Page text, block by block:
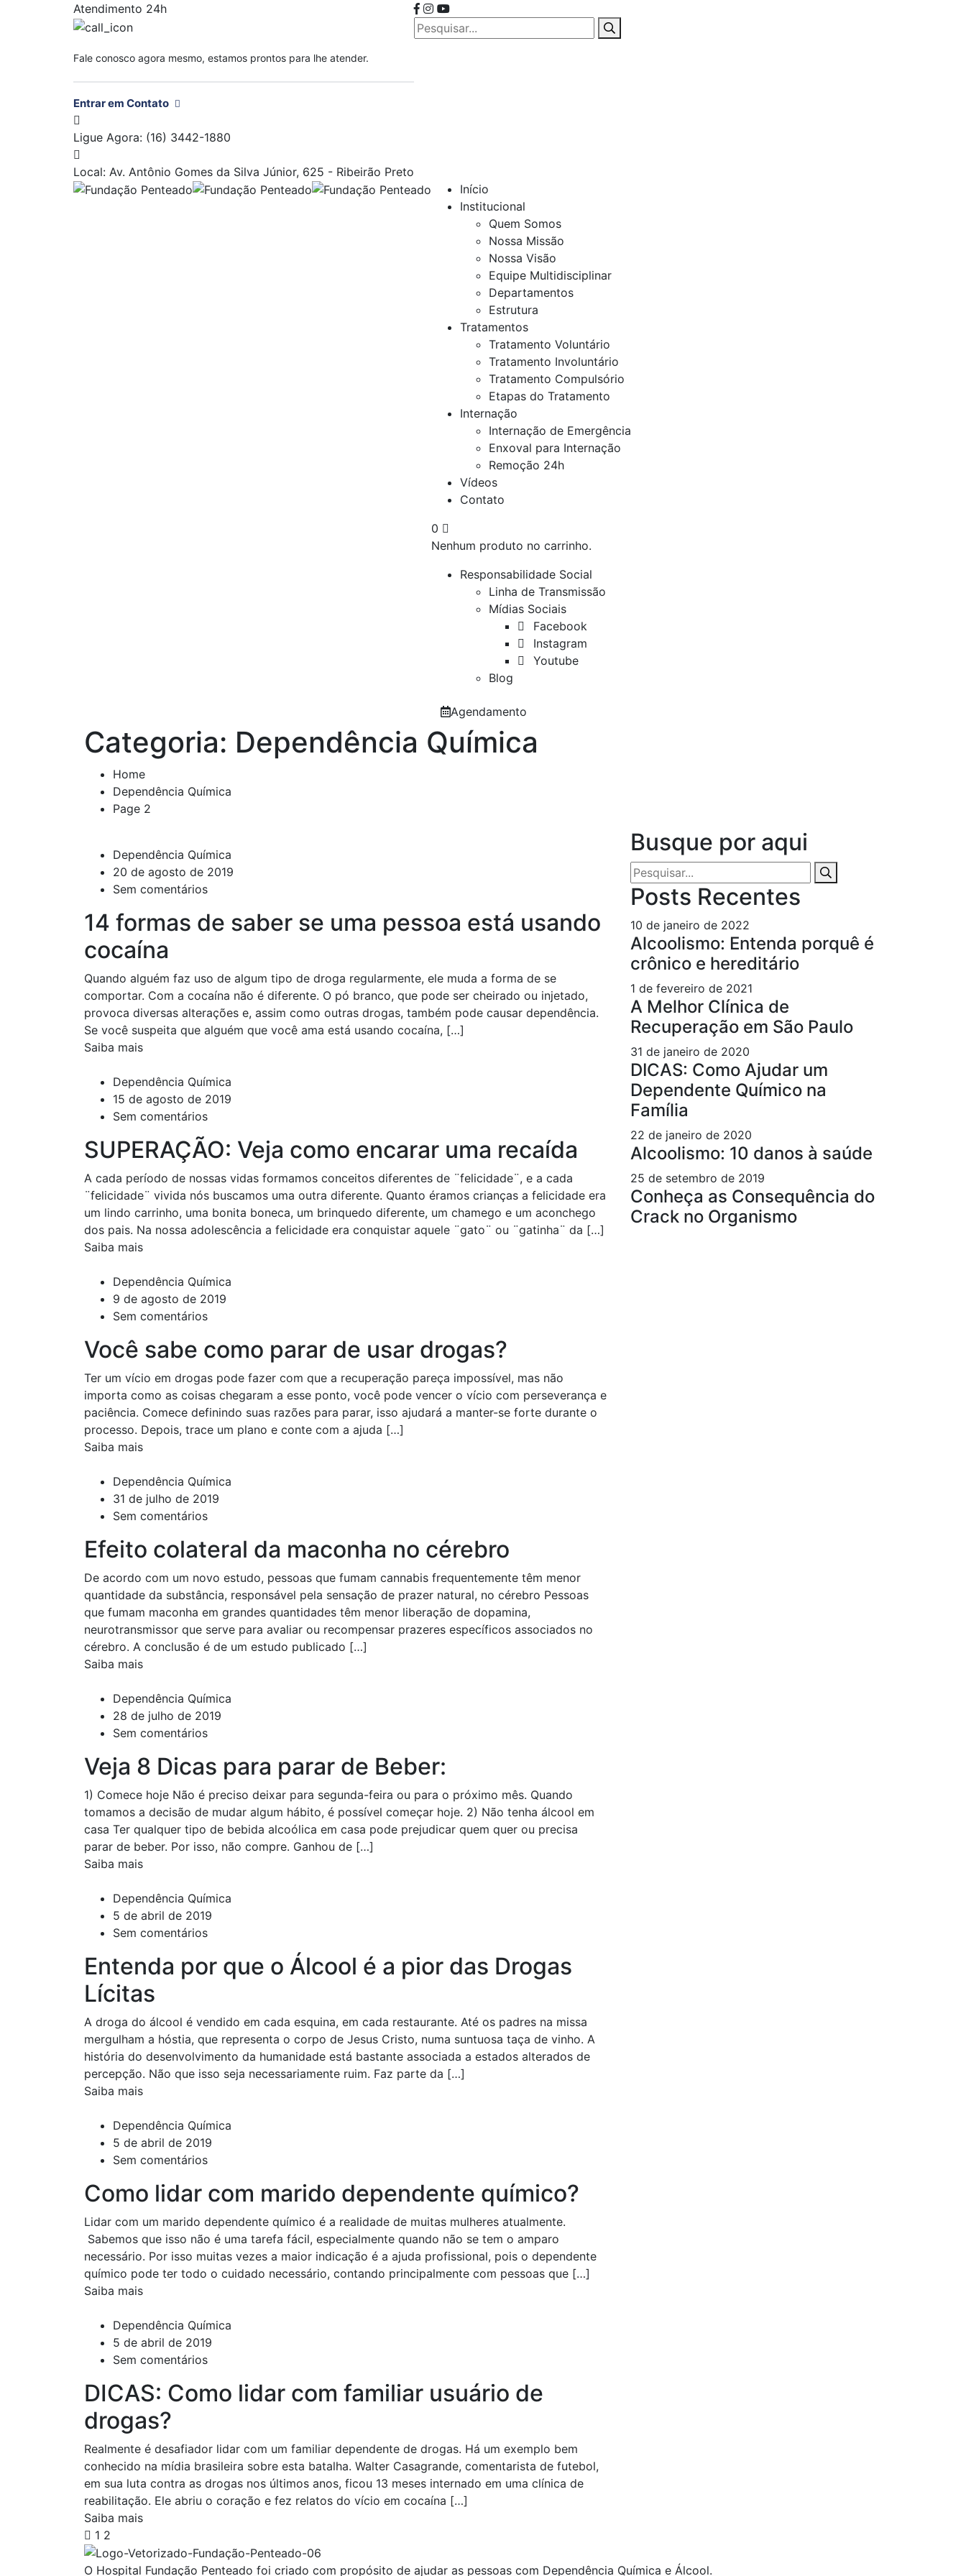
Atendimento 24h
Fale conosco agora mesmo, estamos prontos para lhe atender.
Entrar em Contato
Ligue Agora: (16) 3442-1880
Local: Av. Antônio Gomes da Silva Júnior, 625 - Ribeirão Preto
Início
Institucional
Quem Somos
Nossa Missão
Nossa Visão
Equipe Multidisciplinar
Departamentos
Estrutura
Tratamentos
Tratamento Voluntário
Tratamento Involuntário
Tratamento Compulsório
Etapas do Tratamento
Internação
Internação de Emergência
Enxoval para Internação
Remoção 24h
Vídeos
Contato
0
Nenhum produto no carrinho.
Responsabilidade Social
Linha de Transmissão
Mídias Sociais
⠀Facebook
⠀Instagram
⠀Youtube
Blog
Agendamento
Categoria: Dependência Química
Home
Dependência Química
Page 2
Dependência Química
20 de agosto de 2019
Sem comentários
14 formas de saber se uma pessoa está usando
cocaína
Quando alguém faz uso de algum tipo de droga regularmente, ele muda a forma de se
comportar. Com a cocaína não é diferente. O pó branco, que pode ser cheirado ou injetado,
provoca diversas alterações e, assim como outras drogas, também pode causar dependência.
Se você suspeita que alguém que você ama está usando cocaína, […]
Saiba mais
Dependência Química
15 de agosto de 2019
Sem comentários
SUPERAÇÃO: Veja como encarar uma recaída
A cada período de nossas vidas formamos conceitos diferentes de ¨felicidade¨, e a cada
¨felicidade¨ vivida nós buscamos uma outra diferente. Quanto éramos crianças a felicidade era
um lindo carrinho, uma bonita boneca, um brinquedo diferente, um chamego e um aconchego
dos pais. Na nossa adolescência a felicidade era conquistar aquele ¨gato¨ ou ¨gatinha¨ da […]
Saiba mais
Dependência Química
9 de agosto de 2019
Sem comentários
Você sabe como parar de usar drogas?
Ter um vício em drogas pode fazer com que a recuperação pareça impossível, mas não
importa como as coisas chegaram a esse ponto, você pode vencer o vício com perseverança e
paciência. Comece definindo suas razões para parar, isso ajudará a manter-se forte durante o
processo. Depois, trace um plano e conte com a ajuda […]
Saiba mais
Dependência Química
31 de julho de 2019
Sem comentários
Efeito colateral da maconha no cérebro
De acordo com um novo estudo, pessoas que fumam cannabis frequentemente têm menor
quantidade da substância, responsável pela sensação de prazer natural, no cérebro Pessoas
que fumam maconha em grandes quantidades têm menor liberação de dopamina,
neurotransmissor que serve para avaliar ou recompensar prazeres específicos associados no
cérebro. A conclusão é de um estudo publicado […]
Saiba mais
Dependência Química
28 de julho de 2019
Sem comentários
Veja 8 Dicas para parar de Beber:
1) Comece hoje Não é preciso deixar para segunda-feira ou para o próximo mês. Quando
tomamos a decisão de mudar algum hábito, é possível começar hoje. 2) Não tenha álcool em
casa Ter qualquer tipo de bebida alcoólica em casa pode prejudicar quem quer ou precisa
parar de beber. Por isso, não compre. Ganhou de […]
Saiba mais
Dependência Química
5 de abril de 2019
Sem comentários
Entenda por que o Álcool é a pior das Drogas
Lícitas
A droga do álcool é vendido em cada esquina, em cada restaurante. Até os padres na missa
mergulham a hóstia, que representa o corpo de Jesus Cristo, numa suntuosa taça de vinho. A
história do desenvolvimento da humanidade está bastante associada a estados alterados de
percepção. Não que isso seja necessariamente ruim. Faz parte da […]
Saiba mais
Dependência Química
5 de abril de 2019
Sem comentários
Como lidar com marido dependente químico?
Lidar com um marido dependente químico é a realidade de muitas mulheres atualmente.
Sabemos que isso não é uma tarefa fácil, especialmente quando não se tem o amparo
necessário. Por isso muitas vezes a maior indicação é a ajuda profissional, pois o dependente
químico pode ter todo o cuidado necessário, contando principalmente com pessoas que […]
Saiba mais
Dependência Química
5 de abril de 2019
Sem comentários
DICAS: Como lidar com familiar usuário de
drogas?
Realmente é desafiador lidar com um familiar dependente de drogas. Há um exemplo bem
conhecido na mídia brasileira sobre esta batalha. Walter Casagrande, comentarista de futebol,
em sua luta contra as drogas nos últimos anos, ficou 13 meses internado em uma clínica de
reabilitação. Ele abriu o coração e fez relatos do vício em cocaína […]
Saiba mais
1 2
Busque por aqui
Posts Recentes
10 de janeiro de 2022
Alcoolismo: Entenda porquê é
crônico e hereditário
1 de fevereiro de 2021
A Melhor Clínica de
Recuperação em São Paulo
31 de janeiro de 2020
DICAS: Como Ajudar um
Dependente Químico na
Família
22 de janeiro de 2020
Alcoolismo: 10 danos à saúde
25 de setembro de 2019
Conheça as Consequência do
Crack no Organismo
O Hospital Fundação Penteado foi criado com propósito de ajudar as pessoas com Dependência Química e Álcool.